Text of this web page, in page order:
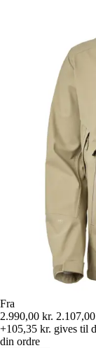
Fra
2.990,00 kr.
+105,35 kr. gives til
din ordre